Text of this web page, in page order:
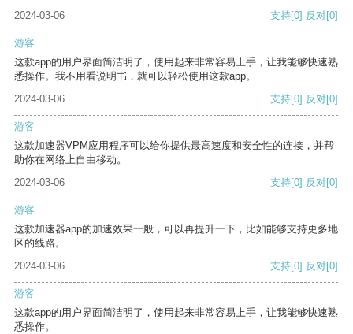
2024-03-06
支持[0] 反对[0]
游客
这款app的用户界面简洁明了，使用起来非常容易上手，让我能够快速熟
悉操作。我不用看说明书，就可以轻松使用这款app。
2024-03-06
支持[0] 反对[0]
游客
这款加速器VPM应用程序可以给你提供最高速度和安全性的连接，并帮
助你在网络上自由移动。
2024-03-06
支持[0] 反对[0]
游客
这款加速器app的加速效果一般，可以再提升一下，比如能够支持更多地
区的线路。
2024-03-06
支持[0] 反对[0]
游客
这款app的用户界面简洁明了，使用起来非常容易上手，让我能够快速熟
悉操作。